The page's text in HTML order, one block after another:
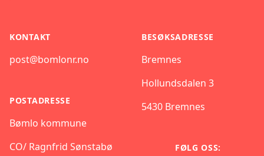
KONTAKT
post@bomlonr.no
POSTADRESSE
Bømlo kommune
CO/ Ragnfrid Sønstabø
BESØKSADRESSE
Bremnes
Hollundsdalen 3
5430 Bremnes
FØLG OSS: